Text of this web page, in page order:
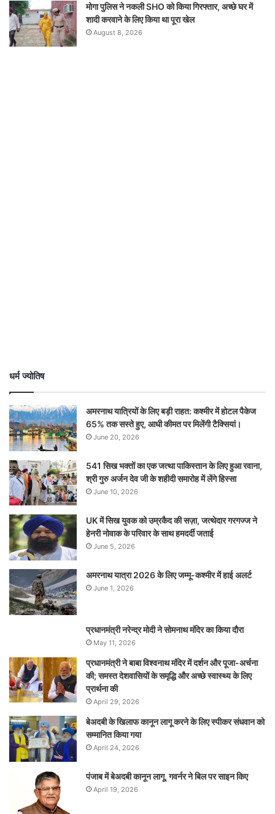
मोगा पुलिस ने नकली SHO को किया गिरफ्तार, अच्छे घर में
शादी करवाने के लिए किया था पूरा खेल
August 8, 2026
धर्म ज्योतिष
अमरनाथ यात्रियों के लिए बड़ी राहत: कश्मीर में होटल पैकेज
65% तक सस्ते हुए, आधी कीमत पर मिलेंगी टैक्सियां।
June 20, 2026
541 सिख भक्तों का एक जत्था पाकिस्तान के लिए हुआ रवाना,
श्री गुरु अर्जन देव जी के शहीदी समारोह में लेंगे हिस्सा
June 10, 2026
UK में सिख युवक को उम्रकैद की सज़ा, जत्थेदार गरगज्ज ने
हेनरी नोवाक के परिवार के साथ हमदर्दी जताई
June 5, 2026
अमरनाथ यात्रा 2026 के लिए जम्मू-कश्मीर में हाई अलर्ट
June 1, 2026
प्रधानमंत्री नरेन्‍द्र मोदी ने सोमनाथ मंदिर का किया दौरा
May 11, 2026
प्रधानमंत्री ने बाबा विश्वनाथ मंदिर में दर्शन और पूजा-अर्चना
की; समस्‍त देशवासियों के समृद्धि और अच्छे स्वास्थ्य के लिए
प्रार्थना की
April 29, 2026
बेअदबी के खिलाफ कानून लागू करने के लिए स्पीकर संधवान को
सम्मानित किया गया
April 24, 2026
पंजाब में बेअदबी कानून लागू, गवर्नर ने बिल पर साइन किए
April 19, 2026